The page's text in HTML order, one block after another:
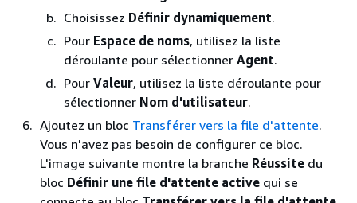
Choisissez Définir dynamiquement.
Pour Espace de noms, utilisez la liste
déroulante pour sélectionner Agent.
Pour Valeur, utilisez la liste déroulante pour
sélectionner Nom d'utilisateur.
Ajoutez un bloc Transférer vers la file d'attente.
Vous n'avez pas besoin de configurer ce bloc.
L'image suivante montre la branche Réussite du
bloc Définir une file d'attente active qui se